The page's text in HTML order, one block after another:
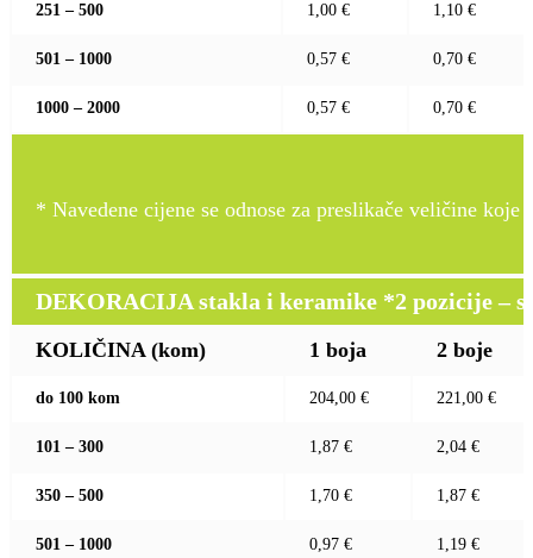
251 – 500 1,00 € 1,10 €
501 – 1000 0,57 € 0,70 €
1000 – 2000 0,57 € 0,70 €
* Navedene cijene se odnose za preslikače veličine
DEKORACIJA stakla i keramike *2 pozicije –
KOLIČINA (kom) 1 boja 2 boje
do 100 kom 204,00 € 221,00 €
101 – 300 1,87 € 2,04 €
350 – 500 1,70 € 1,87 €
501 – 1000 0,97 € 1,19 €